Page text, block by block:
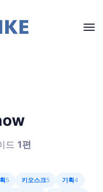
드 1편
5 키오스크5 기획4